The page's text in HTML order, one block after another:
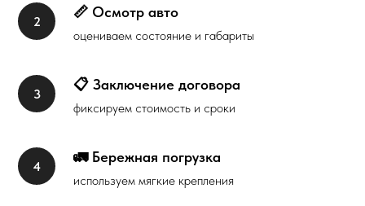
📏 Осмотр авто
оцениваем состояние и габариты
📋 Заключение договора
фиксируем стоимость и сроки
🚛 Бережная погрузка
используем мягкие крепления